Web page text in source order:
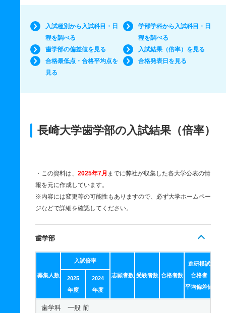
入試種別から入試科目・日
程を調べる
学部学科から入試科目・日
程を調べる
歯学部の偏差値を見る
入試結果（倍率）を見る
合格最低点・合格平均点を
見る
合格発表日を見る
長崎大学歯学部の入試結果（倍率）
・この資料は、 2025年7月 までに弊社が収集した各大学公表の情
報を元に作成しています。
※内容には変更等の可能性もありますので、必ず大学ホームペー
ジなどで詳細を確認してください。
歯学部
募集人数
入試倍率
志願者数 受験者数 合格者数
進研模試
合格者
平均偏差値
2025
年度
2024
年度
歯学科 一般 前